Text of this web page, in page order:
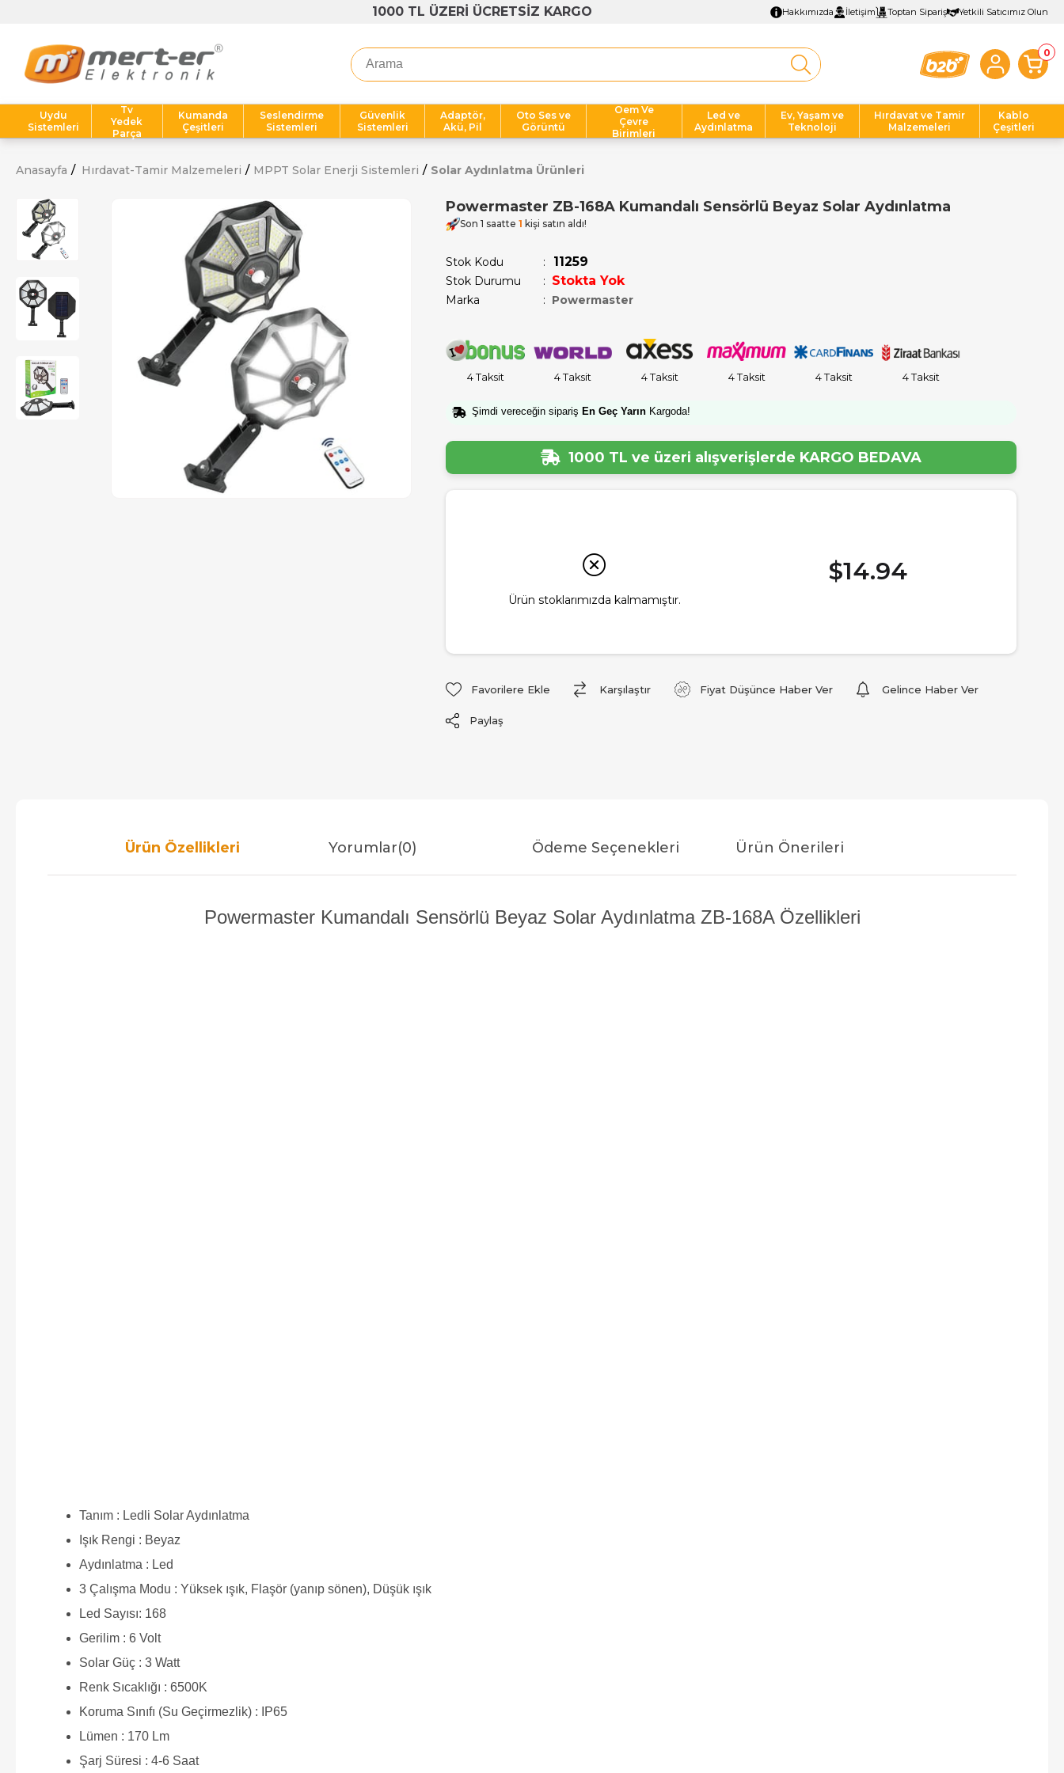
1000 TL ÜZERİ ÜCRETSİZ KARGO Hakkımızda İletişim Toptan Sipariş Yetkili Satıcımız Olun
0
Uydu
Sistemleri
Tv
Yedek
Parça
Kumanda
Çeşitleri
Seslendirme
Sistemleri
Güvenlik
Sistemleri
Adaptör,
Akü, Pil
Oto Ses ve
Görüntü
Oem Ve
Çevre
Birimleri
Led ve
Aydınlatma
Ev, Yaşam ve
Teknoloji
Hırdavat ve Tamir
Malzemeleri
Kablo
Çeşitleri
Anasayfa Hırdavat-Tamir Malzemeleri MPPT Solar Enerji Sistemleri Solar Aydınlatma Ürünleri
Powermaster ZB-168A Kumandalı Sensörlü Beyaz Solar Aydınlatma
Son 1 saatte 1 kişi satın aldı!
Stok Kodu 11259
Stok Durumu : Stokta Yok
Marka : Powermaster
4 Taksit 4 Taksit 4 Taksit 4 Taksit 4 Taksit 4 Taksit
Şimdi vereceğin sipariş En Geç Yarın Kargoda!
1000 TL ve üzeri alışverişlerde KARGO BEDAVA
Ürün stoklarımızda kalmamıştır.
$14.94
Favorilere Ekle Karşılaştır Fiyat Düşünce Haber Ver Gelince Haber Ver
Paylaş
Ürün Özellikleri Yorumlar(0) Ödeme Seçenekleri Ürün Önerileri
Powermaster Kumandalı Sensörlü Beyaz Solar Aydınlatma ZB-168A Özellikleri
Tanım : Ledli Solar Aydınlatma
Işık Rengi : Beyaz
Aydınlatma : Led
3 Çalışma Modu : Yüksek ışık, Flaşör (yanıp sönen), Düşük ışık
Led Sayısı: 168
Gerilim : 6 Volt
Solar Güç : 3 Watt
Renk Sıcaklığı : 6500K
Koruma Sınıfı (Su Geçirmezlik) : IP65
Lümen : 170 Lm
Şarj Süresi : 4-6 Saat